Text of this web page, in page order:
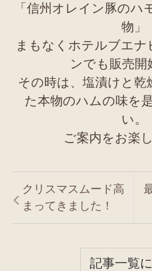
「信州オレイン豚のハ
物」
まもなくホテルブエナ
ンでも販売開
その時は、塩漬けと乾
た本物のハムの味を
い。
ご案内をお楽
クリスマスムード高
まってきました！
記事一覧